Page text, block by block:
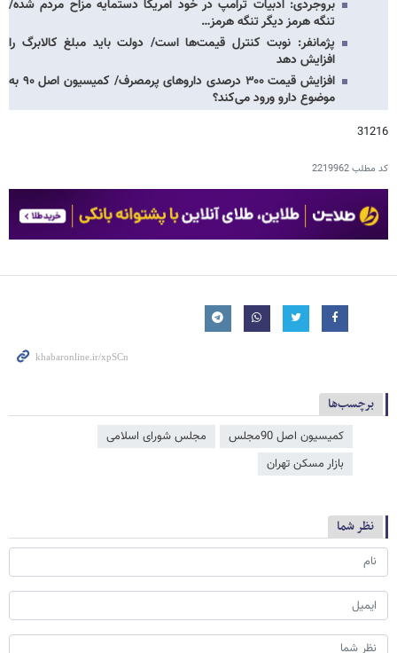
بروجردی: ادبیات ترامپ در خود آمریکا دستمایه مزاح مردم شده/
تنگه هرمز دیگر تنگه هرمز…
پژمانفر: نوبت کنترل قیمت‌ها است/ دولت باید مبلغ کالابرگ را
افزایش دهد
افزایش قیمت ۳۰۰ درصدی داروهای پرمصرف/ کمیسیون اصل ۹۰ به
موضوع دارو ورود می‌کند؟
31216
کد مطلب2219962
برچسب‌ها
کمیسیون اصل 90مجلس
مجلس شورای اسلامی
بازار مسکن تهران
نظر شما